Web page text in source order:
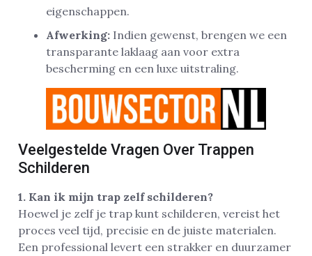
eigenschappen.
Afwerking: Indien gewenst, brengen we een
transparante laklaag aan voor extra
bescherming en een luxe uitstraling.
Veelgestelde Vragen Over Trappen
Schilderen
1. Kan ik mijn trap zelf schilderen?
Hoewel je zelf je trap kunt schilderen, vereist het
proces veel tijd, precisie en de juiste materialen.
Een professional levert een strakker en duurzamer